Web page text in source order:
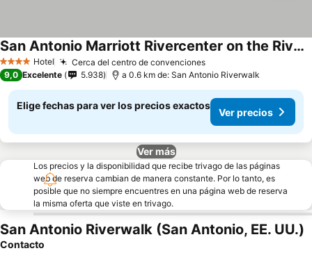
4 EstrellasHotel Cerca del centro de convenciones
San Antonio Marriott Rivercenter on the River Walk
9,0 Excelente 5.938 a 0.6 km de: San Antonio Riverwalk
Elige fechas para ver los precios exactos
Ver precios
Ver más
Los precios y la disponibilidad que recibe trivago de las páginas
web de reserva cambian de manera constante. Por lo tanto, es
posible que no siempre encuentres en una página web de reserva
la misma oferta que viste en trivago.
San Antonio Riverwalk (San Antonio, EE. UU.)
Contacto